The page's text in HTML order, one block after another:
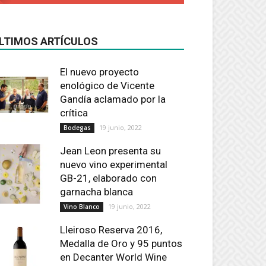
ARTÍCULOS
El nuevo proyecto
enológico de Vicente
Gandía aclamado por la
crítica
Bodegas 19 junio, 2022
Jean Leon presenta su
nuevo vino experimental
GB-21, elaborado con
garnacha blanca
Vino Blanco 19 junio, 2022
Lleiroso Reserva 2016,
Medalla de Oro y 95 puntos
en Decanter World Wine